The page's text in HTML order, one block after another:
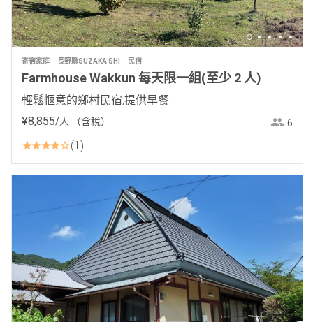
寄宿家庭 長野縣SUZAKA SHI 民宿
Farmhouse Wakkun 每天限一組(至少 2 人)
輕鬆愜意的鄉村民宿,提供早餐
¥8,855/人 （含稅） 6
1